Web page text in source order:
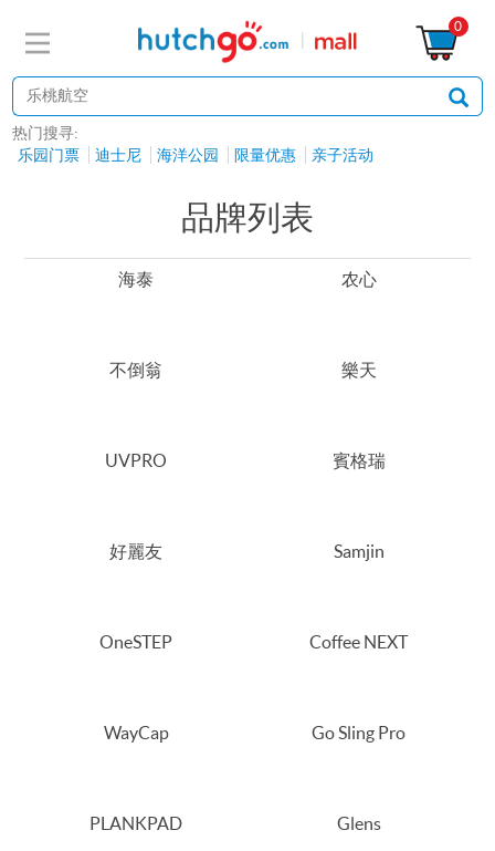
0
热门搜寻:
乐园门票
迪士尼 海洋公园 限量优惠 亲子活动
品牌列表
海泰 农心
不倒翁 樂天
UVPRO 賓格瑞
好麗友 Samjin
OneSTEP Coffee NEXT
WayCap Go Sling Pro
PLANKPAD Glens